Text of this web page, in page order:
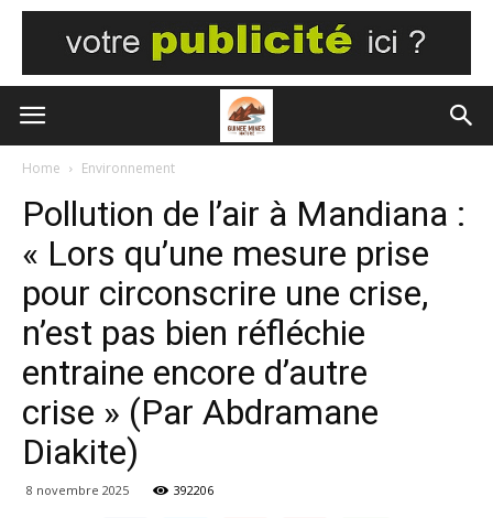
Home Environnement
Pollution de l’air à Mandiana :
« Lors qu’une mesure prise
pour circonscrire une crise,
n’est pas bien réfléchie
entraine encore d’autre
crise » (Par Abdramane
Diakite)
8 novembre 2025 392206